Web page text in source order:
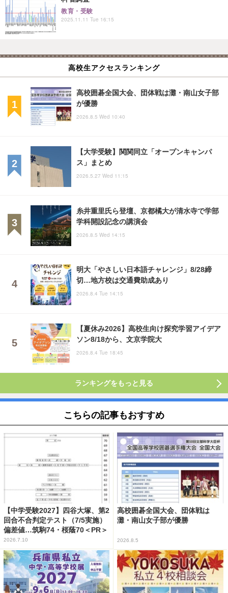
教育・受験
2025.11.11 Tue 16:15
高校生アクセスランキング
高校囲碁全国大会、団体戦は灘・南山女子部
が優勝
2026.8.5 Wed 10:40
【大学受験】関関同立「オープンキャンパ
ス」まとめ
2026.5.27 Wed 11:15
糸井重里氏ら登壇、京都橘大が清水寺で学部
学科開設記念の講演会
2026.8.5 Wed 14:15
明大「やさしい日本語チャレンジ」8/28締
切…地方校は交通費助成あり
2026.8.4 Tue 14:15
【夏休み2026】高校生向け探究学習アイデア
ソン8/18から、文京学院大
2026.8.4 Tue 18:45
ランキングをもっと見る
こちらの記事もおすすめ
【中学受験2027】四谷大塚、第2
回合不合判定テスト（7/5実施）
偏差値…筑駒74・桜蔭70＜PR＞
2026.7.10
高校囲碁全国大会、団体戦は
灘・南山女子部が優勝
2026.8.5